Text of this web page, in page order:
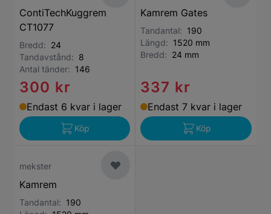
ContiTechKuggrem
CT1077
Bredd: 24
Tandavstånd: 8
Antal tänder: 146
300 kr
Endast 6 kvar i lager
Köp
Kamrem Gates
Tandantal: 190
Längd: 1520 mm
Bredd: 24 mm
337 kr
Endast 7 kvar i lager
Köp
mekster
Kamrem
Tandantal: 190